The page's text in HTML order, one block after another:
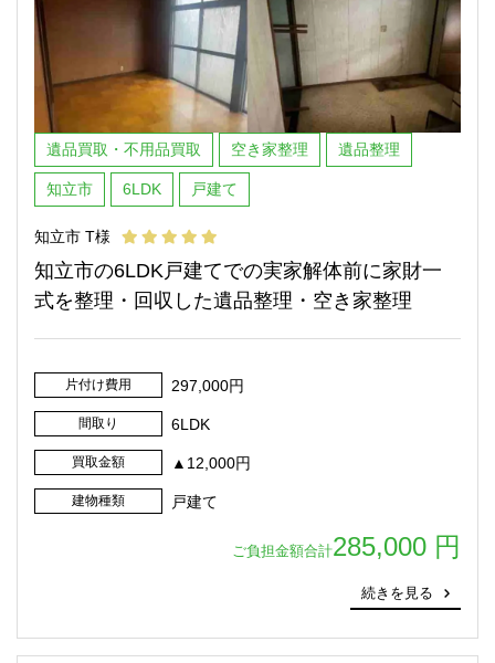
遺品買取・不用品買取 空き家整理 遺品整理
知立市 6LDK 戸建て
知立市 T様
知立市の6LDK戸建てでの実家解体前に家財一
式を整理・回収した遺品整理・空き家整理
片付け費用 297,000円
間取り 6LDK
買取金額 ▲12,000円
建物種類 戸建て
ご負担金額合計285,000 円
続きを見る